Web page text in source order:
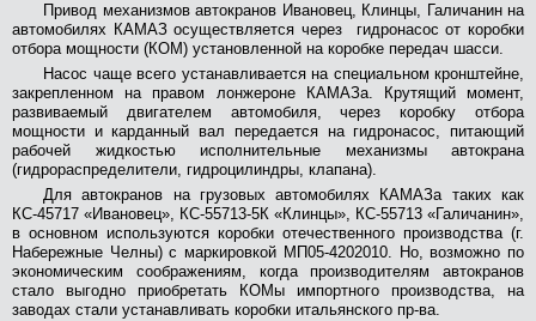
Гидроцилиндры
Гидрораспределители и
комплектующие
Гидрооборудование
Стропы, канаты,
такелажные изделия
Гидромоторы,
гидронасосы
Пневмораспределители
Приборы безопасности
Привод механизмов автокранов Ивановец, Клинцы, Галичанин на
автомобилях КАМАЗ осуществляется через гидронасос от коробки
отбора мощности (КОМ) установленной на коробке передач шасси.
Насос чаще всего устанавливается на специальном кронштейне,
закрепленном на правом лонжероне КАМАЗа. Крутящий момент,
развиваемый двигателем автомобиля, через коробку отбора
мощности и карданный вал передается на гидронасос, питающий
рабочей жидкостью исполнительные механизмы автокрана
(гидрораспределители, гидроцилиндры, клапана).
Для автокранов на грузовых автомобилях КАМАЗа таких как
КС-45717 «Ивановец», КС-55713-5К «Клинцы», КС-55713 «Галичанин»,
в основном используются коробки отечественного производства (г.
Набережные Челны) с маркировкой МП05-4202010. Но, возможно по
экономическим соображениям, когда производителям автокранов
стало выгодно приобретать КОМы импортного производства, на
заводах стали устанавливать коробки итальянского пр-ва.